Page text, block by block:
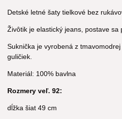
Detské letné šaty tielkové bez
Živôtik je elastický jeans, postave sa
Suknička je vyrobená z
guličiek.
Materiál: 100% bavlna
Rozmery veľ. 92:
dĺžka šiat 49 cm